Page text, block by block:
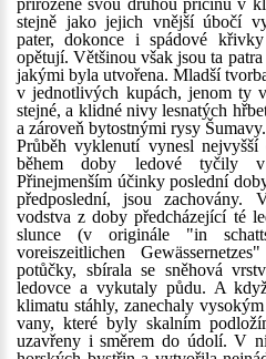
přirozeně svou druhou příčinu v
stejně jako jejich vnější úbočí
pater, dokonce i spádové
opětují. Většinou však jsou ta
jakými byla utvořena. Mladší
v jednotlivých kupách, jenom ty
stejné, a klidné nivy lesnatých
a zároveň bytostnými rysy Šumavy.
Průběh vyklenutí vynesl
během doby ledové tyčily v
Přinejmenším účinky poslední
předposlední, jsou zachovány.
vodstva z doby předcházející té
slunce (v originále "in
voreiszeitlichen
potůčky, sbírala se sněhová
ledovce a vykutaly půdu. A
klimatu stáhly, zanechaly
vany, které byly skalním
uzavřeny i směrem do údolí. V